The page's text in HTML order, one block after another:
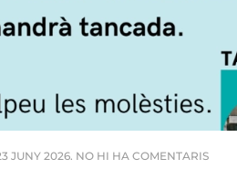
JUNY 2026. NO HI HA COMENTARISA